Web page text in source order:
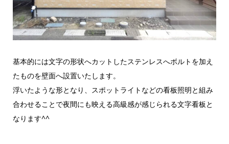
基本的には文字の形状へカットしたステンレスへボルトを加え
たものを壁面へ設置いたします。
浮いたような形となり、スポットライトなどの看板照明と組み
合わせることで夜間にも映える高級感が感じられる文字看板と
なります^^